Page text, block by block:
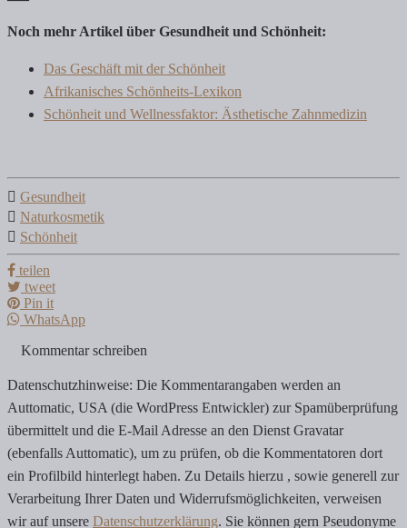
Noch mehr Artikel über Gesundheit und Schönheit:
Das Geschäft mit der Schönheit
Afrikanisches Schönheits-Lexikon
Schönheit und Wellnessfaktor: Ästhetische Zahnmedizin
Gesundheit
Naturkosmetik
Schönheit
teilen
tweet
Pin it
WhatsApp
Kommentar schreiben
Datenschutzhinweise: Die Kommentarangaben werden an
Auttomatic, USA (die WordPress Entwickler) zur Spamüberprüfung
übermittelt und die E-Mail Adresse an den Dienst Gravatar
(ebenfalls Auttomatic), um zu prüfen, ob die Kommentatoren dort
ein Profilbild hinterlegt haben. Zu Details hierzu , sowie generell zur
Verarbeitung Ihrer Daten und Widerrufsmöglichkeiten, verweisen
wir auf unsere Datenschutzerklärung. Sie können gern Pseudonyme